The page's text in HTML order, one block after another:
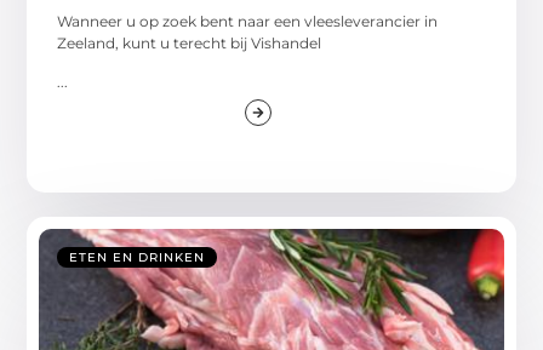
Wanneer u op zoek bent naar een vleesleverancier in
Zeeland, kunt u terecht bij Vishandel
...
ETEN EN DRINKEN